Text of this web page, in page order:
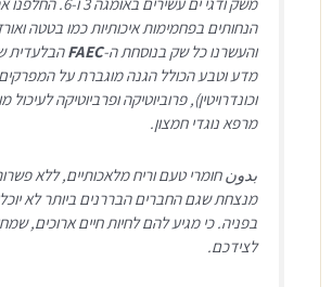
הנחותים בפחמימות איכותיות כמו בטטה
והעשרנו כל שק בנוסחת ה-FAECהבלעדית
מדע וטבע הכולל הגנה מוגברת על המפרקים
וכונדרויטין), פרוביוטיקה ופרביוטיקה לעיכול
מרפא נוגדי חמצון.
بدون חומרי טעם וריח מלאכותיים, ללא
מנצחת שגם החברים הבררנים ביותר לא
בפניה. כי מגיע להם לחיות חיים ארוכים,
לצידכם.